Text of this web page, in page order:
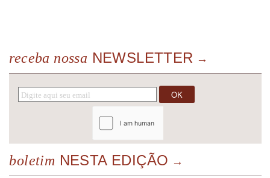
receba nossa NEWSLETTER
boletim NESTA EDIÇÃO